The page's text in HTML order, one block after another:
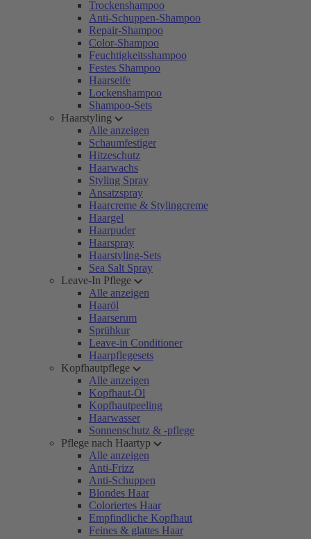
Trockenshampoo
Anti-Schuppen-Shampoo
Repair-Shampoo
Color-Shampoo
Feuchtigkeitsshampoo
Festes Shampoo
Haarseife
Lockenshampoo
Shampoo-Sets
Haarstyling
Alle anzeigen
Schaumfestiger
Hitzeschutz
Haarwachs
Styling Spray
Ansatzspray
Haarcreme & Stylingcreme
Haargel
Haarpuder
Haarspray
Haarstyling-Sets
Sea Salt Spray
Leave-In Pflege
Alle anzeigen
Haaröl
Haarserum
Sprühkur
Leave-in Conditioner
Haarpflegesets
Kopfhautpflege
Alle anzeigen
Kopfhaut-Öl
Kopfhautpeeling
Haarwasser
Sonnenschutz & -pflege
Pflege nach Haartyp
Alle anzeigen
Anti-Frizz
Anti-Schuppen
Blondes Haar
Coloriertes Haar
Empfindliche Kopfhaut
Feines & glattes Haar